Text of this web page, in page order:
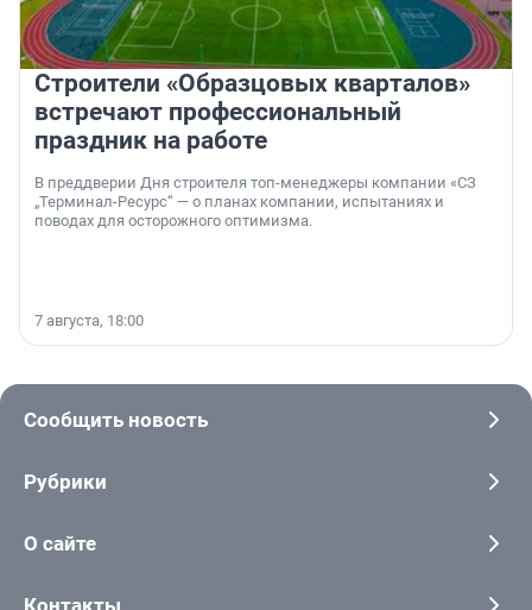
Строители «Образцовых кварталов»
встречают профессиональный
праздник на работе
В преддверии Дня строителя топ-менеджеры компании «СЗ
„Терминал-Ресурс“ — о планах компании, испытаниях и
поводах для осторожного оптимизма.
7 августа, 18:00
Сообщить новость
Рубрики
О сайте